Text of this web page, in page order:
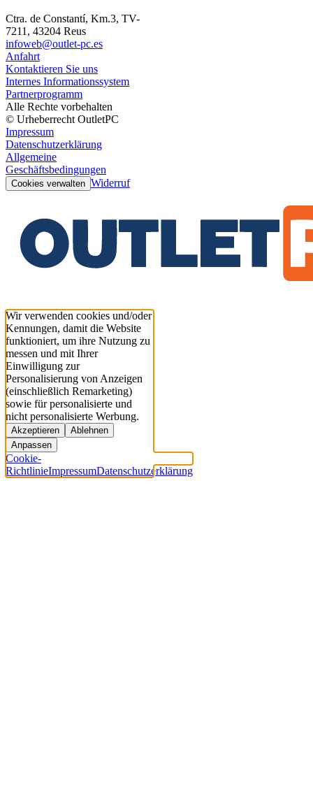
Ctra. de Constantí, Km.3, TV-
7211, 43204 Reus
infoweb@outlet-pc.es
Anfahrt
Kontaktieren Sie uns
Internes Informationssystem
Partnerprogramm
Alle Rechte vorbehalten
© Urheberrecht OutletPC
Impressum
Datenschutzerklärung
Allgemeine
Geschäftsbedingungen
Cookies verwalten Widerruf
Wir verwenden cookies und/oder
Kennungen, damit die Website
funktioniert, um ihre Nutzung zu
messen und mit Ihrer
Einwilligung zur
Personalisierung von Anzeigen
(einschließlich Remarketing)
sowie für personalisierte und
nicht personalisierte Werbung.
Akzeptieren
Ablehnen
Anpassen
Cookie-
RichtlinieImpressumDatenschutzerklärung